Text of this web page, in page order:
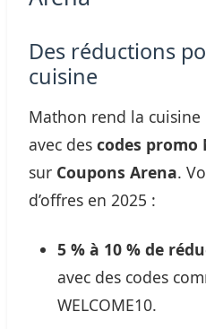
Des réductions
cuisine
Mathon rend la cuisine
avec des codes promo
sur Coupons Arena.
d’offres en 2025 :
5 % à 10 % de
avec des codes
WELCOME10.